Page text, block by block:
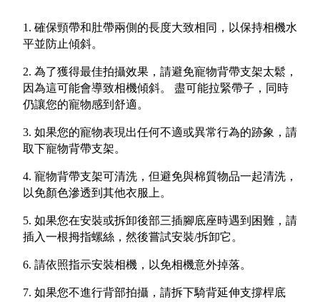
1. 確保頸帶和肚帶兩側的長度大致相同，以保持相機水
平並防止傾斜。
2. 為了獲得最佳拍攝效果，請避免寵物背帶支架太鬆，
因為這可能會導致相機傾斜。 盡可能拉緊帶子，同時
仍讓您的寵物感到舒適。
3. 如果您的寵物表現出任何不適或異常行為的跡象，請
取下寵物背帶支架。
4. 寵物背帶支架可清洗，但避免與棉質物品一起清洗，
以免顏色滲透到其他衣服上。
5. 如果您在安裝或拆卸後部三插腳底座時遇到困難，請
插入一根拇指螺絲，然後嘗試安裝/拆卸它。
6. 請依照指示安裝相機，以免相機意外掉落。
7. 如果您不進行背部拍攝，請拆下騎背延伸支撐桿底